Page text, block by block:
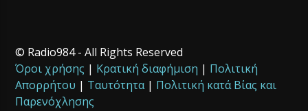
© Radio984 - All Rights Reserved
Όροι χρήσης | Κρατική διαφήμιση | Πολιτική
Απορρήτου | Ταυτότητα| Πολιτική κατά Βίας και
Παρενόχλησης